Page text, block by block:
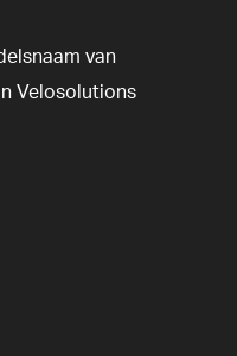
van
Velosolutions